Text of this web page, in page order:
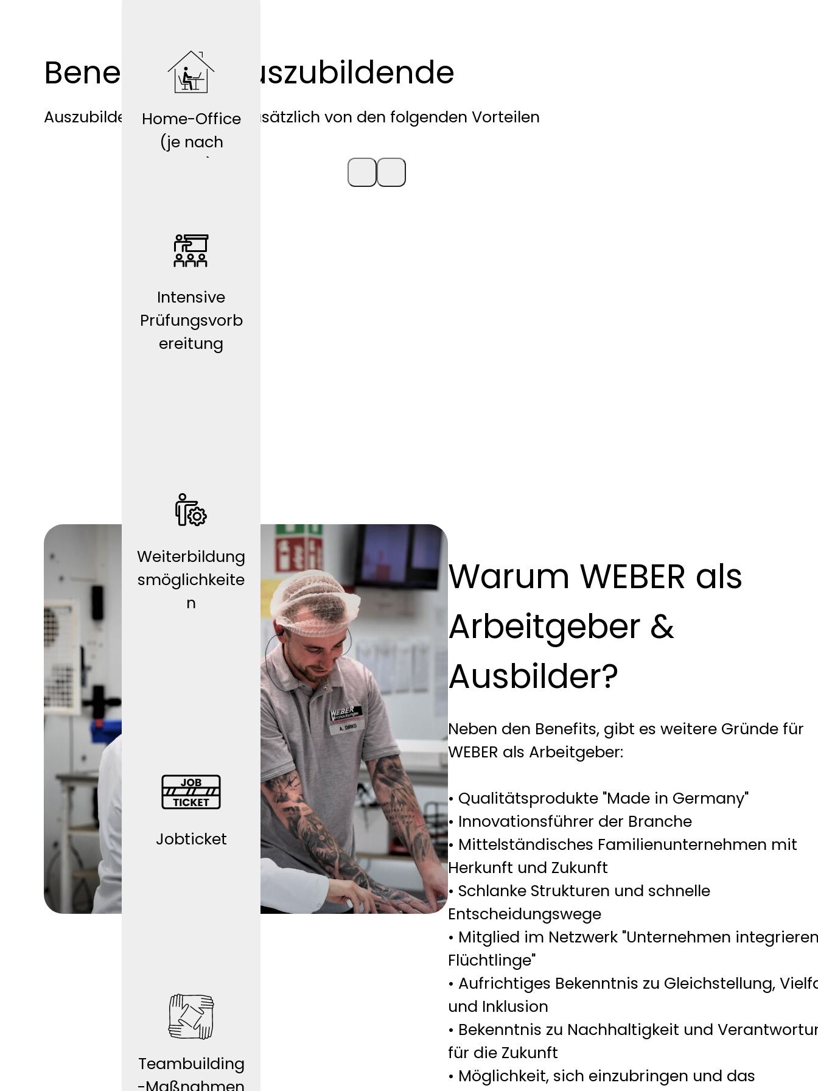
LIF
Home-Office
(je nach
Tätigkeit) mit
WORK LIF E
Benefits für Auszubildende
Auszubildende profitieren zusätzlich von den folgenden Vorteilen
Intensive
Prüfungsvorb
ereitung
Weiterbildung
smöglichkeite
n
Jobticket
Teambuilding
-Maßnahmen
Warum WEBER als
Arbeitgeber &
Ausbilder?
Neben den Benefits, gibt es weitere Gründe für
WEBER als Arbeitgeber:
• Qualitätsprodukte "Made in Germany"
• Innovationsführer der Branche
• Mittelständisches Familienunternehmen mit
Herkunft und Zukunft
• Schlanke Strukturen und schnelle
Entscheidungswege
• Mitglied im Netzwerk "Unternehmen
Flüchtlinge"
• Aufrichtiges Bekenntnis zu Gleichstellung,
und Inklusion
• Bekenntnis zu Nachhaltigkeit und
für die Zukunft
• Möglichkeit, sich einzubringen und das